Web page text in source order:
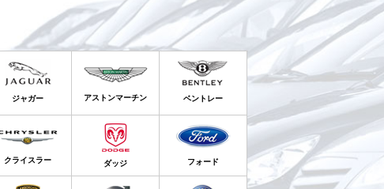
ジャガー アストンマーチン ベントレー
クライスラー ダッジ フォード